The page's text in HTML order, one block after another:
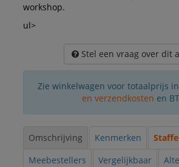
workshop.
ul>
Stel een vraag over dit
Zie winkelwagen voor totaalprijs
en verzendkosten en
Omschrijving Kenmerken
Meebestellers
Vergelijkbaar